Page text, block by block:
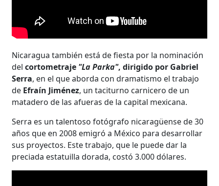
Nicaragua también está de fiesta por la nominación
delcortometraje "La Parka", dirigido por Gabriel
Serra, en el que aborda con dramatismo el trabajo
de Efraín Jiménez, un taciturno carnicero de un
matadero de las afueras de la capital mexicana.
Serra es un talentoso fotógrafo nicaragüense de 30
años que en 2008 emigró a México para desarrollar
sus proyectos. Este trabajo, que le puede dar la
preciada estatuilla dorada, costó 3.000 dólares.